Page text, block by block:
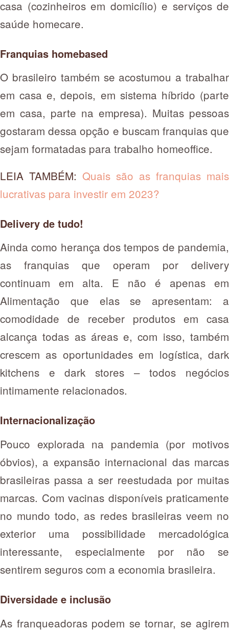
casa (cozinheiros em domicílio) e serviços de
saúde homecare.
Franquias homebased
O brasileiro também se acostumou a trabalhar
em casa e, depois, em sistema híbrido (parte
em casa, parte na empresa). Muitas pessoas
gostaram dessa opção e buscam franquias que
sejam formatadas para trabalho homeoffice.
LEIA TAMBÉM: Quais são as franquias mais
lucrativas para investir em 2023?
Delivery de tudo!
Ainda como herança dos tempos de pandemia,
as franquias que operam por delivery
continuam em alta. E não é apenas em
Alimentação que elas se apresentam: a
comodidade de receber produtos em casa
alcança todas as áreas e, com isso, também
crescem as oportunidades em logística, dark
kitchens e dark stores – todos negócios
intimamente relacionados.
Internacionalização
Pouco explorada na pandemia (por motivos
óbvios), a expansão internacional das marcas
brasileiras passa a ser reestudada por muitas
marcas. Com vacinas disponíveis praticamente
no mundo todo, as redes brasileiras veem no
exterior uma possibilidade mercadológica
interessante, especialmente por não se
sentirem seguros com a economia brasileira.
Diversidade e inclusão
As franqueadoras podem se tornar, se agirem